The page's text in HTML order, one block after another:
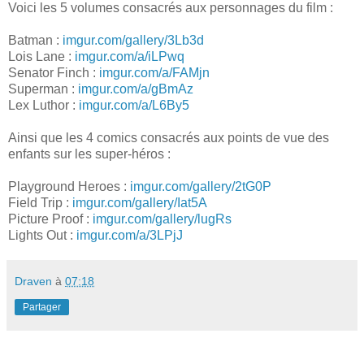
Voici les 5 volumes consacrés aux personnages du film :
Batman : imgur.com/gallery/3Lb3d
Lois Lane : imgur.com/a/iLPwq
Senator Finch : imgur.com/a/FAMjn
Superman : imgur.com/a/gBmAz
Lex Luthor : imgur.com/a/L6By5
Ainsi que les 4 comics consacrés aux points de vue des
enfants sur les super-héros :
Playground Heroes : imgur.com/gallery/2tG0P
Field Trip : imgur.com/gallery/Iat5A
Picture Proof : imgur.com/gallery/lugRs
Lights Out : imgur.com/a/3LPjJ
Draven à 07:18
Partager